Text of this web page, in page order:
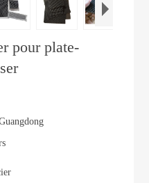
pour plate-